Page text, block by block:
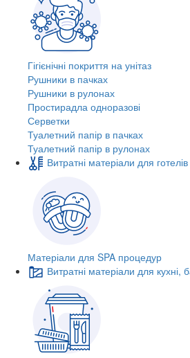
Гігієнічні покриття на унітаз
Рушники в пачках
Рушники в рулонах
Простирадла одноразові
Серветки
Туалетний папір в пачках
Туалетний папір в рулонах
Витратні матеріали для
Матеріали для SPA процедур
Витратні матеріали для